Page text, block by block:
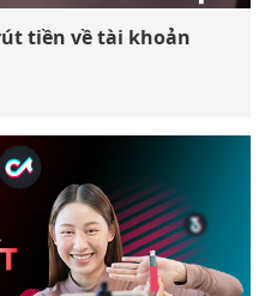
tiền về tài khoản